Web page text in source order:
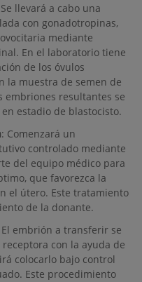
Se llevará a cabo una
con gonadotropinas,
mediante
En el laboratorio tiene
de los óvulos
la muestra de semen de
embriones resultantes se
estadio de blastocisto.
: Comenzará un
controlado mediante
del equipo médico para
que favorezca la
el útero. Este tratamiento
de la donante.
El embrión a transferir se
con la ayuda de
colocarlo bajo control
Este procedimiento